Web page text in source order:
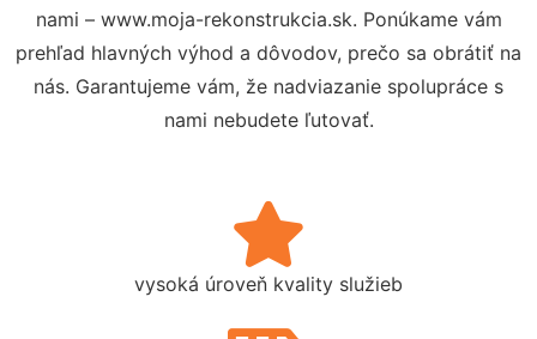
nami – www.moja-rekonstrukcia.sk. Ponúkame vám
prehľad hlavných výhod a dôvodov, prečo sa obrátiť na
nás. Garantujeme vám, že nadviazanie spolupráce s
nami nebudete ľutovať.
vysoká úroveň kvality služieb